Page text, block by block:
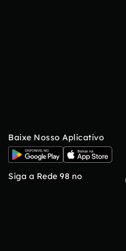
Baixe Nosso Aplicativo
Siga a Rede 98 no